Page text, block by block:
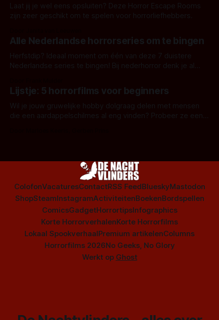
Laat jij je wel eens opsluiten? Deze Horror Escape Rooms
zijn zeer geschikt om te spelen voor horrorliefhebbers.
Alle Nederlandse horrorseries om te bingen
Herfstdip? Ideaal moment om één van deze 7 duistere
Nederlandse series te bingen! Bij nederhorror denk je al
Amsterdamned of The Johnsons. Maar Nederlandse horror
is niet beperkt tot films. Hier een aantal Nederlandse tv-
series uit het duistere of horrorgenre. Als
Lijstje: 5 horrorfilms voor beginners
Wil je jouw gruwelijke hobby dolgraag delen met mensen
die een aardappelschilmes al eng vinden? Probeer ze eens
ColofonVacaturesContactRSS FeedBlueskyMastodon
ShopSteamInstagramActiviteitenBoekenBordspellen
ComicsGadgetHorrortipsInfographics
Korte HorrorverhalenKorte Horrorfilms
Lokaal SpookverhaalPremium artikelenColumns
Horrorfilms 2026No Geeks, No Glory
Werkt op Ghost